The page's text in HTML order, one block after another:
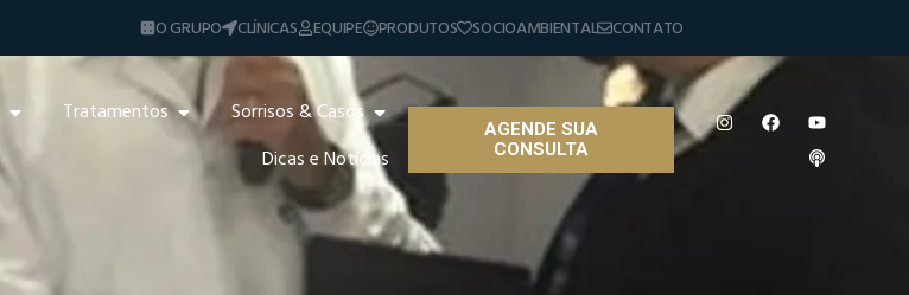
O GRUPO CLÍNICAS EQUIPE PRODUTOS SOCIOAMBIENTAL CONTATO
Tratamentos
Sorrisos & Casos
Dicas e Notícias
AGENDE SUA
CONSULTA